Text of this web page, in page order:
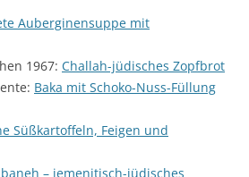
Auberginensuppe mit
1967: Challah-jüdisches Zopfbrot
Baka mit Schoko-Nuss-Füllung
Süßkartoffeln, Feigen und
– jemenitisch-jüdisches